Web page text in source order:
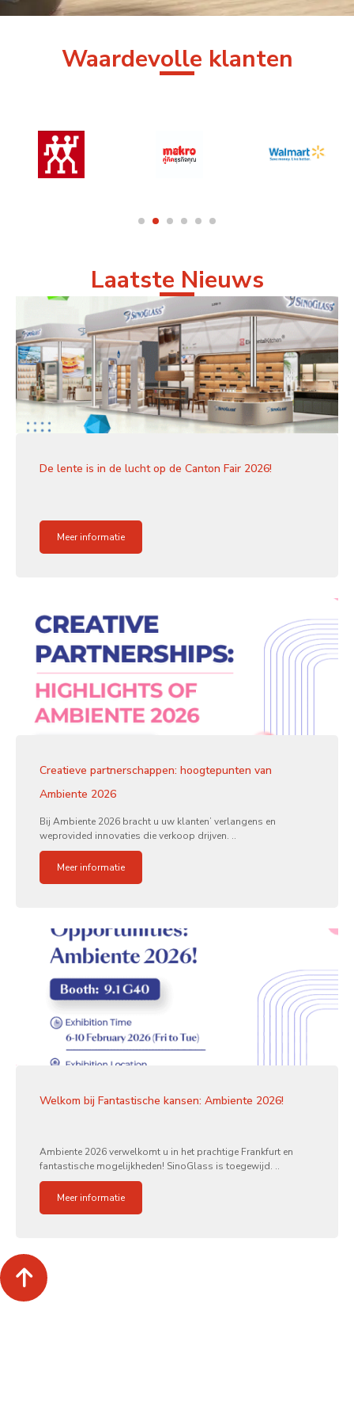
Waardevolle klanten
Laatste Nieuws
De lente is in de lucht op de Canton Fair 2026!
Meer informatie
Creatieve partnerschappen: hoogtepunten van
Ambiente 2026
Bij Ambiente 2026 bracht u uw klanten’ verlangens en
weprovided innovaties die verkoop drijven. ..
Meer informatie
Welkom bij Fantastische kansen: Ambiente 2026!
Ambiente 2026 verwelkomt u in het prachtige Frankfurt en
fantastische mogelijkheden! SinoGlass is toegewijd. ..
Meer informatie